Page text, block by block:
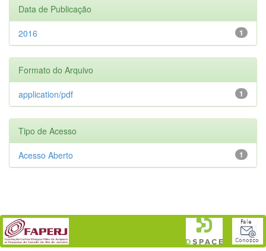
Data de Publicação
1
2016
Formato do Arquivo
1
application/pdf
Tipo de Acesso
1
Acesso Aberto